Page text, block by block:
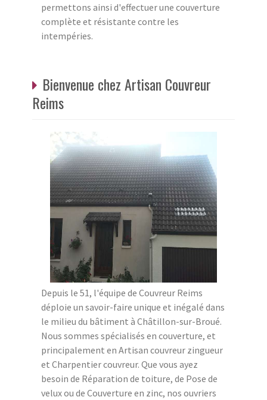
permettons ainsi d'effectuer une couverture
complète et résistante contre les
intempéries.
Bienvenue chez Artisan Couvreur
Reims
Depuis le 51, l'équipe de Couvreur Reims
déploie un savoir-faire unique et inégalé dans
le milieu du bâtiment à Châtillon-sur-Broué.
Nous sommes spécialisés en couverture, et
principalement en Artisan couvreur zingueur
et Charpentier couvreur. Que vous ayez
besoin de Réparation de toiture, de Pose de
velux ou de Couverture en zinc, nos ouvriers